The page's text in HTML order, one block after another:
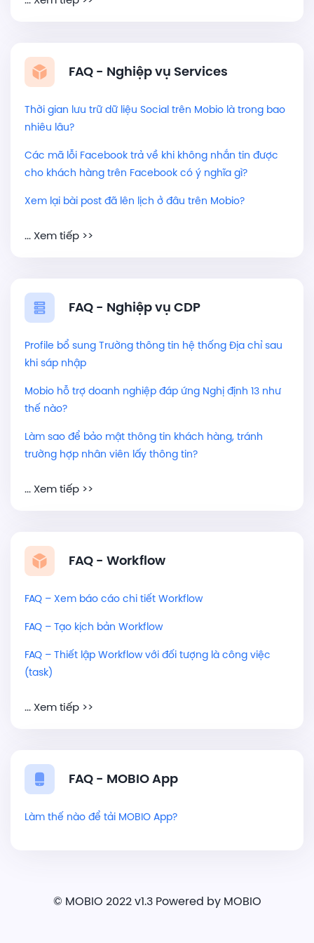
FAQ - Nghiệp vụ Services
Thời gian lưu trữ dữ liệu Social trên Mobio là trong bao
nhiêu lâu?
Các mã lỗi Facebook trả về khi không nhắn tin được
cho khách hàng trên Facebook có ý nghĩa gì?
Xem lại bài post đã lên lịch ở đâu trên Mobio?
... Xem tiếp >>
FAQ - Nghiệp vụ CDP
Profile bổ sung Trường thông tin hệ thống Địa chỉ sau
khi sáp nhập
Mobio hỗ trợ doanh nghiệp đáp ứng Nghị định 13 như
thế nào?
Làm sao để bảo mật thông tin khách hàng, tránh
trường hợp nhân viên lấy thông tin?
... Xem tiếp >>
FAQ - Workflow
FAQ – Xem báo cáo chi tiết Workflow
FAQ – Tạo kịch bản Workflow
FAQ – Thiết lập Workflow với đối tượng là công việc
(task)
... Xem tiếp >>
FAQ - MOBIO App
Làm thế nào để tải MOBIO App?
© MOBIO 2022 v1.3 Powered by MOBIO